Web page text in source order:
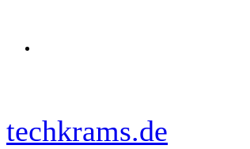
techkrams.de